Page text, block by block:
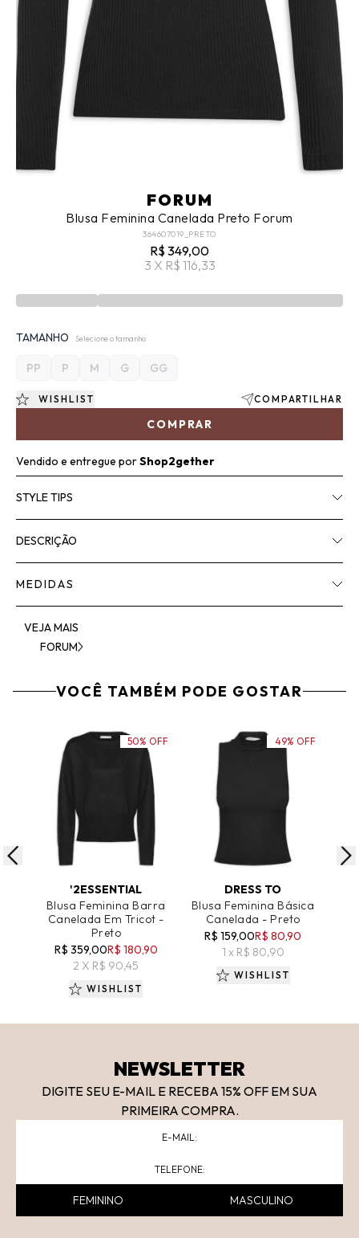
FORUM
Blusa Feminina Canelada Preto Forum
364607019_PRETO
R$ 349,00
3 X R$ 116,33
TAMANHO Selecione o tamanho
PP P M G GG
COMPRAR
WISHLIST COMPARTILHAR
Vendido e entregue porShop2gether
STYLE TIPS
DESCRIÇÃO
MEDIDAS
VEJA MAIS
FORUM
VOCÊ TAMBÉM PODE GOSTAR
ADICIONAR AO CARRINHO
'2ESSENTIAL
Blusa Feminina Barra
Canelada Em Tricot -
Preto
R$ 359,00R$ 180,90
2 X R$ 90,45
50% OFF
WISHLIST
ADICIONAR AO CARRINHO
DRESS TO
Blusa Feminina Básica
Canelada - Preto
R$ 159,00R$ 80,90
1 x R$ 80,90
49% OFF
WISHLIST
NEWSLETTER
DIGITE SEU E-MAIL E RECEBA 15% OFF EM SUA
PRIMEIRA COMPRA.
FEMININO MASCULINO